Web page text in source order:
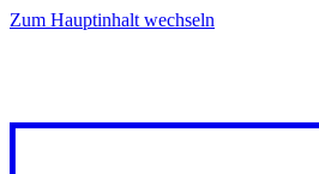
Zum Hauptinhalt wechseln